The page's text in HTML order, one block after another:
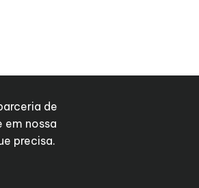
de
em nossa
precisa.